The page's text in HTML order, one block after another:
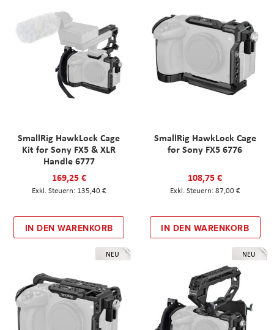
SmallRig HawkLock Cage
Kit for Sony FX5 & XLR
Handle 6777
169,25 €
135,40 €
IN DEN WARENKORB
SmallRig HawkLock Cage
for Sony FX5 6776
108,75 €
87,00 €
IN DEN WARENKORB
NEU NEU